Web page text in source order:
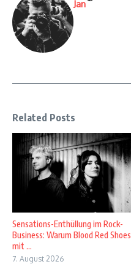
Jan
Related Posts
Sensations-Enthüllung im Rock-
Business: Warum Blood Red Shoes
mit ...
7. August 2026